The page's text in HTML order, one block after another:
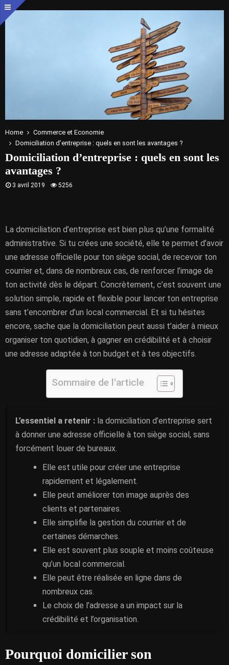
Home
Commerce et Economie
Domiciliation d’entreprise : quels en sont les avantages ?
Domiciliation d’entreprise : quels en sont les
avantages ?
3 avril 2019 5256
La domiciliation d’entreprise est bien plus qu’une formalité
administrative. Si tu crées une société, elle te permet d’avoir
une adresse officielle pour ton siège social, de recevoir ton
courrier et, dans de nombreux cas, de renforcer l’image de
ton activité dès le départ. Concrètement, c’est souvent une
solution simple, rapide et flexible pour lancer ton entreprise
sans t’encombrer d’un local commercial. Et si tu hésites
encore, sache que la domiciliation peut aussi t’aider à mieux
organiser ton quotidien, à gagner en crédibilité et à choisir
une adresse adaptée à ton budget et à tes objectifs.
Sommaire de l'article
L’essentiel a retenir : la domiciliation d’entreprise sert
à donner une adresse officielle à ton siège social, sans
forcément louer de bureaux.
Elle est utile pour créer une entreprise
rapidement et légalement.
Elle peut améliorer ton image auprès des
clients et partenaires.
Elle simplifie la gestion du courrier et de
certaines démarches.
Elle est souvent plus souple et moins coûteuse
qu’un local commercial.
Elle peut être réalisée en ligne dans de
nombreux cas.
Le choix de l’adresse a un impact sur la
crédibilité et l’organisation.
Pourquoi domicilier son